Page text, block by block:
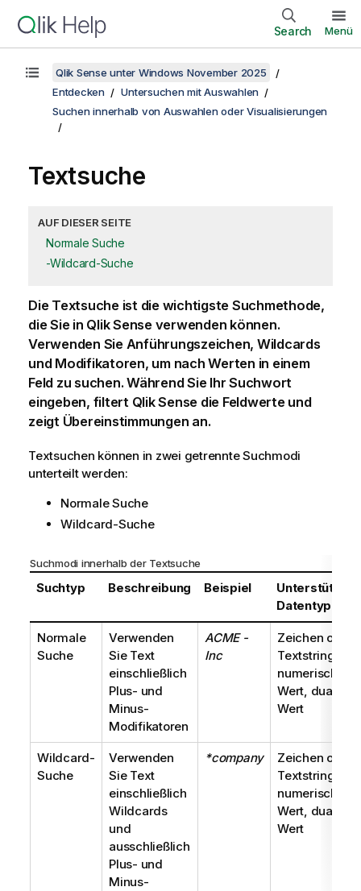
Search Menü
Qlik Sense unter Windows November 2025
Entdecken
Untersuchen mit Auswahlen
Suchen innerhalb von Auswahlen oder Visualisierungen
Textsuche
AUF DIESER SEITE
Normale Suche
-Wildcard-Suche
Die Textsuche ist die wichtigste Suchmethode,
die Sie in Qlik Senseverwenden können.
Verwenden Sie Anführungszeichen, Wildcards
und Modifikatoren, um nach Werten in einem
Feld zu suchen. Während Sie Ihr Suchwort
eingeben, filtert Qlik Sense die Feldwerte und
zeigt Übereinstimmungen an.
Textsuchen können in zwei getrennte Suchmodi
unterteilt werden:
Normale Suche
Wildcard-Suche
Suchmodi innerhalb der Textsuche
Suchtyp Beschreibung Beispiel
Unterstützte
Datentypen
Normale
Suche
Verwenden
Sie Text
einschließlich
Plus- und
Minus-
Modifikatoren
ACME -
Inc
Zeichen oder
Textstring,
numerischer
Wert, dualer
Wert
Wildcard-
Suche
Verwenden
Sie Text
einschließlich
Wildcards
und
ausschließlich
Plus- und
Minus-
*company
Zeichen oder
Textstring,
numerischer
Wert, dualer
Wert